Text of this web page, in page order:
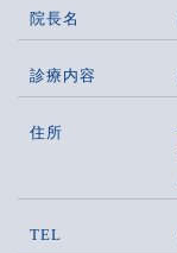
院長名
診療内容
住所
TEL